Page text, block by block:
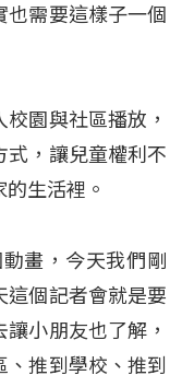
也需要這樣子一個
園與社區播放，
式，讓兒童權利不
生活裡。
畫，今天我們剛
這個記者會就是要
小朋友也了解，
推到學校、推到